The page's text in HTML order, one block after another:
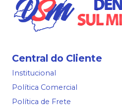
Central do Cliente
Institucional
Política Comercial
Política de Frete